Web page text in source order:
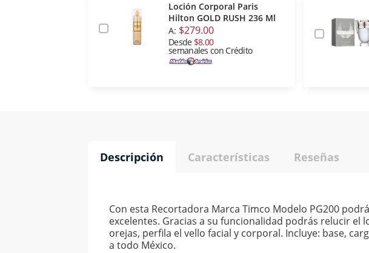
Loción Corporal Paris
Hilton GOLD RUSH 236 Ml
A: $279.00
Desde $8.00
semanales con Crédito
Descripción Características Reseñas
Con esta Recortadora Marca Timco Modelo PG200
excelentes. Gracias a su funcionalidad podrás relucir
orejas, perfila el vello facial y corporal. Incluye: base,
a todo México.